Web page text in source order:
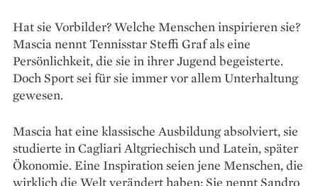
Hat sie Vorbilder? Welche Menschen inspirieren sie?
Mascia nennt Tennisstar Steffi Graf als eine
Persönlichkeit, die sie in ihrer Jugend begeisterte.
Doch Sport sei für sie immer vor allem Unterhaltung
gewesen.
Mascia hat eine klassische Ausbildung absolviert, sie
studierte in Cagliari Altgriechisch und Latein, später
Ökonomie. Eine Inspiration seien jene Menschen, die
wirklich die Welt verändert haben: Sie nennt Sandro